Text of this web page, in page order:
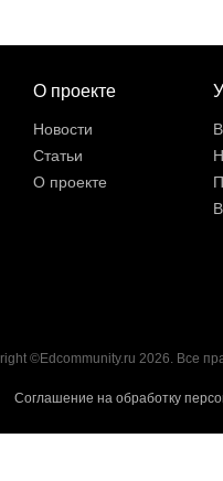
О проекте
Новости
Статьи
О проекте
©Edcommunity.ru 2026. Все
Соглашение на обработку